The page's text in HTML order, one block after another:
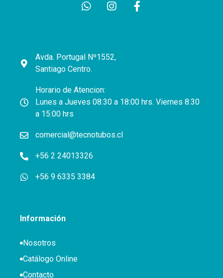
Avda. Portugal Nº1552,
Santiago Centro.
Horario de Atencion:
Lunes a Jueves 08:30 a 18:00 hrs. Viernes 8:30
a 15:00 hrs
comercial@tecnotubos.cl
+56 2 24013326
+56 9 6335 3384
Información
Nosotros
Catálogo Online
Contacto